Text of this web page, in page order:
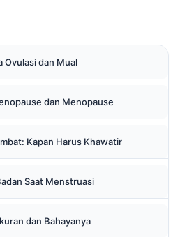
Ovulasi dan Mual
dan Menopause
Kapan Harus Khawatir
Saat Menstruasi
dan Bahayanya